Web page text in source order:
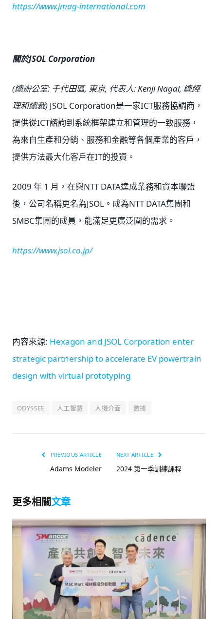
https://www.jmag-international.com
關於JSOL Corporation
(總辦公室: 千代田區, 東京, 代表人: Kenji Nagai, 總經
理和總裁) JSOL Corporation是一家ICT服務協調商，
提供從ICT諮詢到系統框架建立和管理的一致服務，
為來自生產和分銷、服務和金融等各個產業的客戶，
提供方法最大化客戶在IT的投資。
2009 年 1 月，在與NTT DATA達成業務和資本聯盟
後，公司名稱更名為JSOL。成為NTT DATA集團和
SMBC集團的成員，能滿足更廣泛圍的需求。
https://www.jsol.co.jp/
內容來源: Hexagon and JSOL Corporation enter
strategic partnership to accelerate EV powertrain
design with virtual prototyping
ODYSSEE 人工智慧 人機介面 數據
PREVIOUS ARTICLE
Adams Modeler
NEXT ARTICLE
2024 第一季訓練課程
更多相關文章